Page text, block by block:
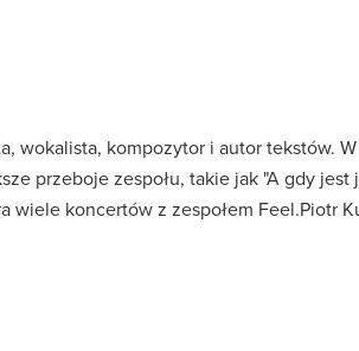
wokalista, kompozytor i autor tekstów.
przeboje zespołu, takie jak "A gdy
wiele koncertów z zespołem Feel.Piotr